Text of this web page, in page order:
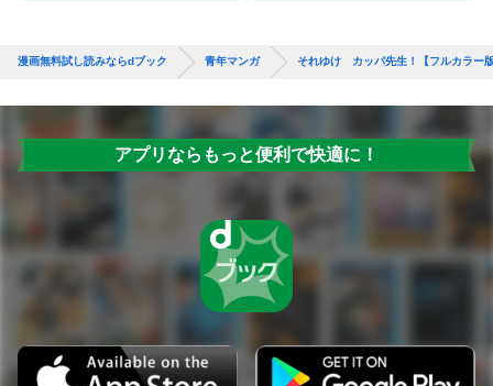
漫画無料試し読みならdブック 青年マンガ それゆけ カッパ先生！【フルカラー
アプリならもっと便利で快適に！